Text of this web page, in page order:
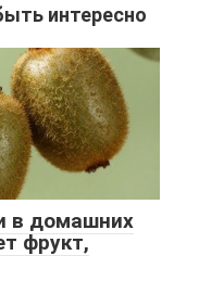
интересно
в домашних
фрукт,